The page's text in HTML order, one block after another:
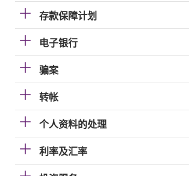
存款保障计划
电子银行
骗案
转帐
个人资料的处理
利率及汇率